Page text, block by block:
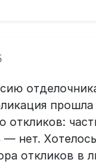
прошла
откликов:
— нет.
откликов в